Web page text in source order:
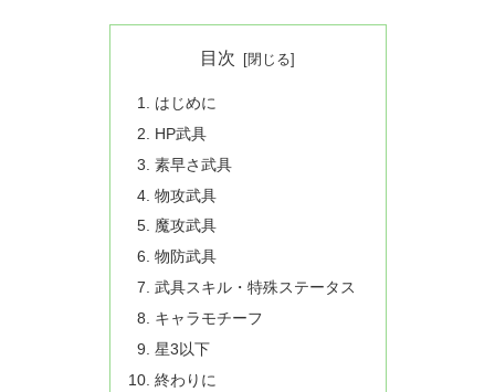
目次
はじめに
HP武具
素早さ武具
物攻武具
魔攻武具
物防武具
武具スキル・特殊ステータス
キャラモチーフ
星3以下
終わりに